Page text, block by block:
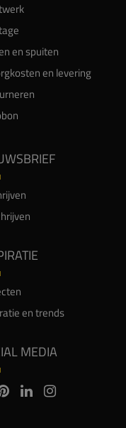
en spuiten
en levering
en trends
MEDIA